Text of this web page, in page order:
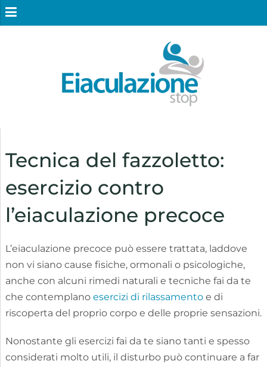
Tecnica del fazzoletto:
esercizio contro
l’eiaculazione precoce
L’eiaculazione precoce può essere trattata, laddove
non vi siano cause fisiche, ormonali o psicologiche,
anche con alcuni rimedi naturali e tecniche fai da te
che contemplano esercizi di rilassamentoe di
riscoperta del proprio corpo e delle proprie sensazioni.
Nonostante gli esercizi fai da te siano tanti e spesso
considerati molto utili, il disturbo può continuare a far